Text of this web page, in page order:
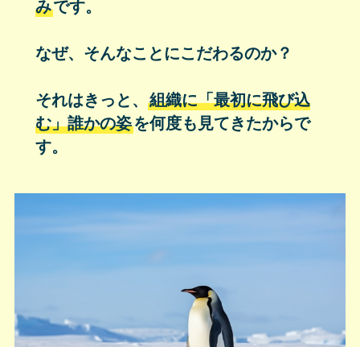
みです。
なぜ、そんなことにこだわるのか？
それはきっと、 組織に「最初に飛び込
む」誰かの姿を何度も見てきたからで
す。